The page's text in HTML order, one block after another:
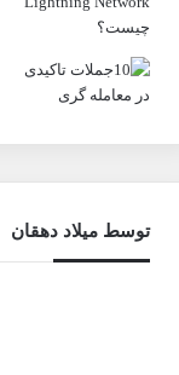
توسط میلاد دهقان